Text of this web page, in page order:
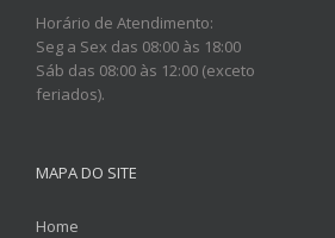
Horário de Atendimento:
Seg a Sex das 08:00 às 18:00
Sáb das 08:00 às 12:00 (exceto
feriados).
MAPA DO SITE
Home